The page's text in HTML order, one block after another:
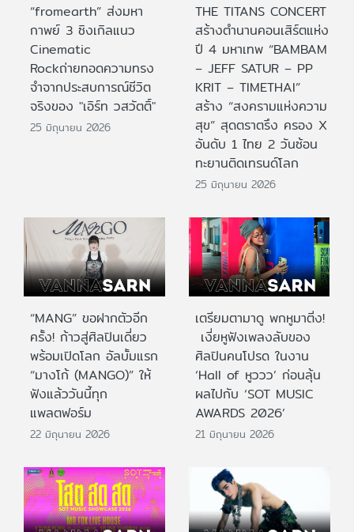
“fromearth” ส่งมหา
กาพย์ 3 ซิงเกิลแนว
Cinematic
Rockถ่ายทอดความทรง
จำจากประสบการณ์ชีวิต
จริงของ "เอิร์ท วสวัตติ์"
25 มิถุนายน 2026
THE TITANS CONCERT
สร้างตำนานคอนเสิร์ตแห่ง
ปี 4 มหาเทพ “BAMBAM
– JEFF SATUR – PP
KRIT – TIMETHAI”
สร้าง “สงครามแห่งความ
สุข” สุดตราตรึง ครอง X
อันดับ 1 ไทย 2 วันซ้อน
ทะยานติดเทรนด์โลก
25 มิถุนายน 2026
“MANG” ขอฝากตัวอีก
ครั้ง! ก้าวสู่ศิลปินเดี่ยว
พร้อมเปิดโลก อัลบั้มแรก
“มางโก้ (MANGO)” ให้
ฟังแล้ววันนี้ทุก
แพลตฟอร์ม
22 มิถุนายน 2026
เตรียมตามาดู พกหูมาติ่ง!
เงี่ยหูฟังเพลงลับของ
ศิลปินคนโปรด ในงาน
‘Hall of หูววว’ ก่อนลุ้น
ผลไปกับ ‘SOT MUSIC
AWARDS 2026’
21 มิถุนายน 2026